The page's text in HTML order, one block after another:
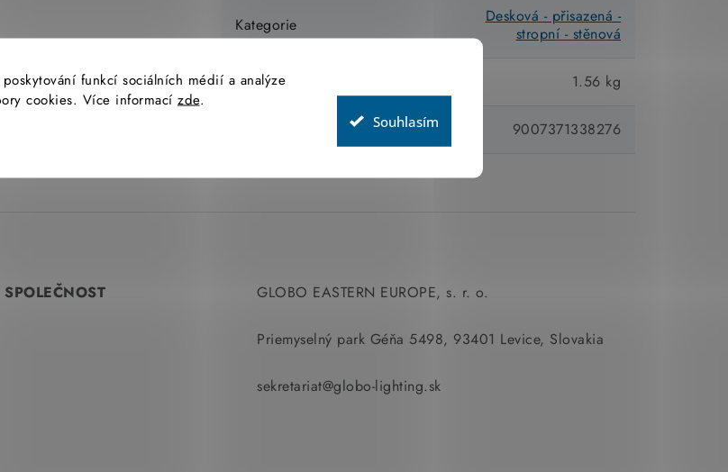
funkcí sociálních médií a analýze
cookies. Více informací zde.
Souhlasím
Kategorie
Desková - přisazená -
stropní - stěnová
Hmotnost 1.56 kg
9007371338276
GLOBO EASTERN EUROPE, s. r. o.
Priemyselný park Géňa 5498, 93401 Levice, Slovakia
sekretariat@globo-lighting.sk